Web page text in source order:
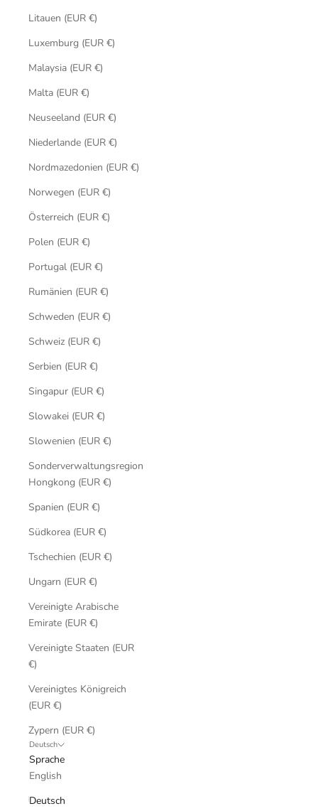
Litauen (EUR €)
Luxemburg (EUR €)
Malaysia (EUR €)
Malta (EUR €)
Neuseeland (EUR €)
Niederlande (EUR €)
Nordmazedonien (EUR €)
Norwegen (EUR €)
Österreich (EUR €)
Polen (EUR €)
Portugal (EUR €)
Rumänien (EUR €)
Schweden (EUR €)
Schweiz (EUR €)
Serbien (EUR €)
Singapur (EUR €)
Slowakei (EUR €)
Slowenien (EUR €)
Sonderverwaltungsregion
Hongkong (EUR €)
Spanien (EUR €)
Südkorea (EUR €)
Tschechien (EUR €)
Ungarn (EUR €)
Vereinigte Arabische
Emirate (EUR €)
Vereinigte Staaten (EUR
€)
Vereinigtes Königreich
(EUR €)
Zypern (EUR €)
Deutsch
Sprache
English
Deutsch